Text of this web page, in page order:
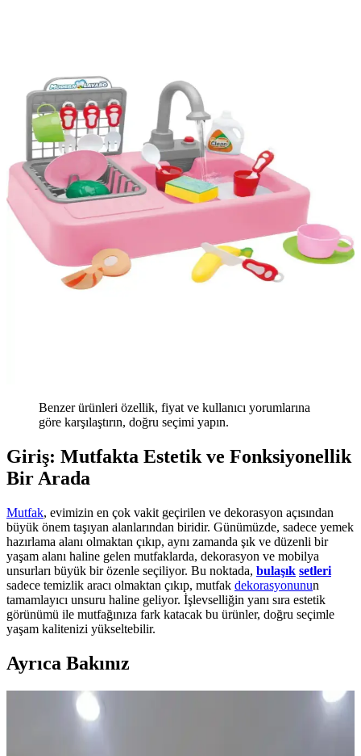
Benzer ürünleri özellik, fiyat ve kullanıcı yorumlarına
göre karşılaştırın, doğru seçimi yapın.
Giriş: Mutfakta Estetik ve Fonksiyonellik
Bir Arada
Mutfak, evimizin en çok vakit geçirilen ve dekorasyon açısından
büyük önem taşıyan alanlarından biridir. Günümüzde, sadece yemek
hazırlama alanı olmaktan çıkıp, aynı zamanda şık ve düzenli bir
yaşam alanı haline gelen mutfaklarda, dekorasyon ve mobilya
unsurları büyük bir özenle seçiliyor. Bu noktada, bulaşık setleri
sadece temizlik aracı olmaktan çıkıp, mutfak dekorasyonunun
tamamlayıcı unsuru haline geliyor. İşlevselliğin yanı sıra estetik
görünümü ile mutfağınıza fark katacak bu ürünler, doğru seçimle
yaşam kalitenizi yükseltebilir.
Ayrıca Bakınız
Mutfak Tezgah Arkası Montajında Doğru Hizalama
Yöntemleri ve Avantajları